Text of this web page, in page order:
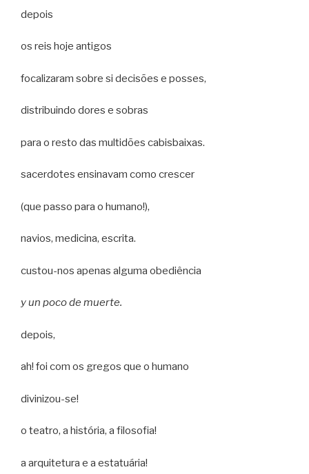
depois
os reis hoje antigos
focalizaram sobre si decisões e posses,
distribuindo dores e sobras
para o resto das multidões cabisbaixas.
sacerdotes ensinavam como crescer
(que passo para o humano!),
navios, medicina, escrita.
custou-nos apenas alguma obediência
y un poco de muerte.
depois,
ah! foi com os gregos que o humano
divinizou-se!
o teatro, a história, a filosofia!
a arquitetura e a estatuária!